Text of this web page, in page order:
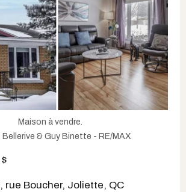
Maison à vendre.
Bellerive & Guy Binette - RE/MAX
rue Boucher, Joliette, QC